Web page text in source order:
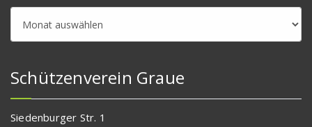
Beitragsarchiv
Schützenverein Graue
Siedenburger Str. 1